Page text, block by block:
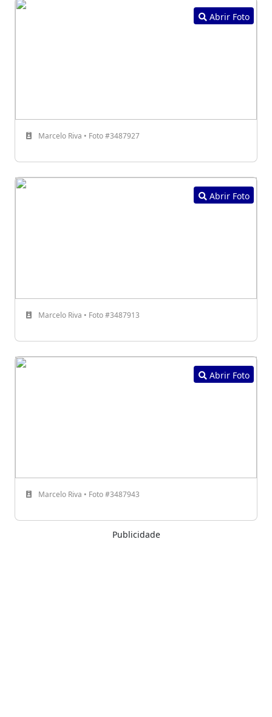
Abrir Foto
Marcelo Riva • Foto #3487927
Abrir Foto
Marcelo Riva • Foto #3487913
Abrir Foto
Marcelo Riva • Foto #3487943
Publicidade